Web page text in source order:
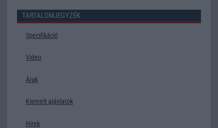
TARTALOMJEGYZÉK
Specifikáció
Video
Árak
Kiemelt ajánlatok
Hírek